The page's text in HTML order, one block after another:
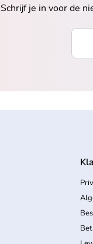
Schrijf je in voor de